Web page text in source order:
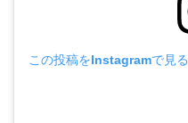
この投稿をInstagramで見る